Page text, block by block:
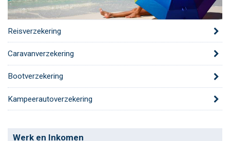
Reisverzekering
Caravanverzekering
Bootverzekering
Kampeerautoverzekering
Werk en Inkomen